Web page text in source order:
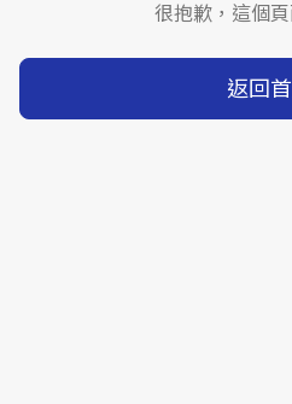
很抱歉，這個頁
返回